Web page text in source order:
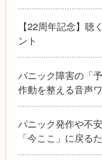
【22周年記念】
ント
パニック障害の「
作動を整える音声
パニック発作や不
「今ここ」に戻る